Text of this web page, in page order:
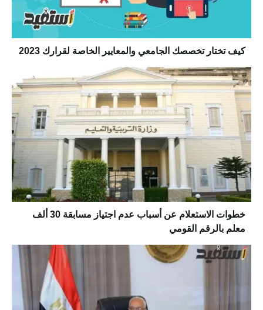
كيف تختار تخصصك الجامعي والمعايير الخاصة لقرارك 2023
خطوات الاستعلام عن أسباب عدم اجتياز مسابقة 30 ألف
معلم بالرقم القومي